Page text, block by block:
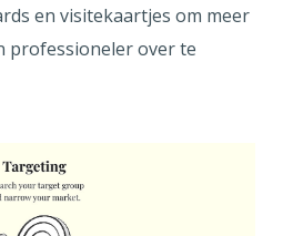
en visitekaartjes om meer
professioneler over te